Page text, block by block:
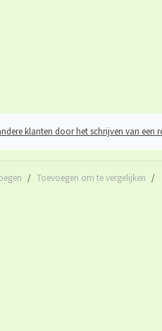
klanten door het schrijven van een
/ Toevoegen om te vergelijken /